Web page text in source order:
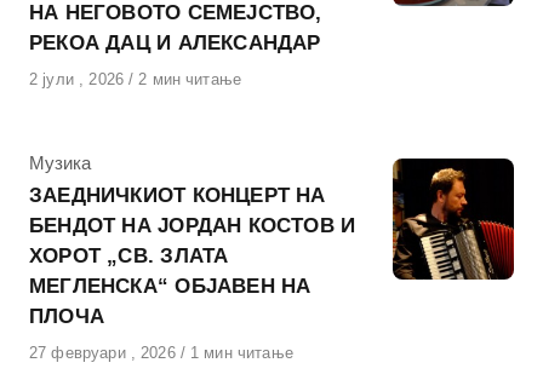
НА НЕГОВОТО СЕМЕЈСТВО,
РЕКОА ДАЦ И АЛЕКСАНДАР
Објавено
2 јули , 2026 2 мин читање
КАтегорија
Музика
ЗАЕДНИЧКИОТ КОНЦЕРТ НА
БЕНДОТ НА ЈОРДАН КОСТОВ И
ХОРОТ „СВ. ЗЛАТА
МЕГЛЕНСКА“ ОБЈАВЕН НА
ПЛОЧА
Објавено
27 февруари , 2026 1 мин читање